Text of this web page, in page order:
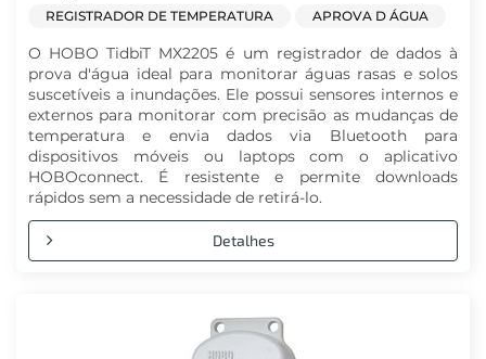
REGISTRADOR DE TEMPERATURA APROVA D ÁGUA
O HOBO TidbiT MX2205 é um registrador de dados à
prova d'água ideal para monitorar águas rasas e solos
suscetíveis a inundações. Ele possui sensores internos e
externos para monitorar com precisão as mudanças de
temperatura e envia dados via Bluetooth para
dispositivos móveis ou laptops com o aplicativo
HOBOconnect. É resistente e permite downloads
rápidos sem a necessidade de retirá-lo.
Detalhes